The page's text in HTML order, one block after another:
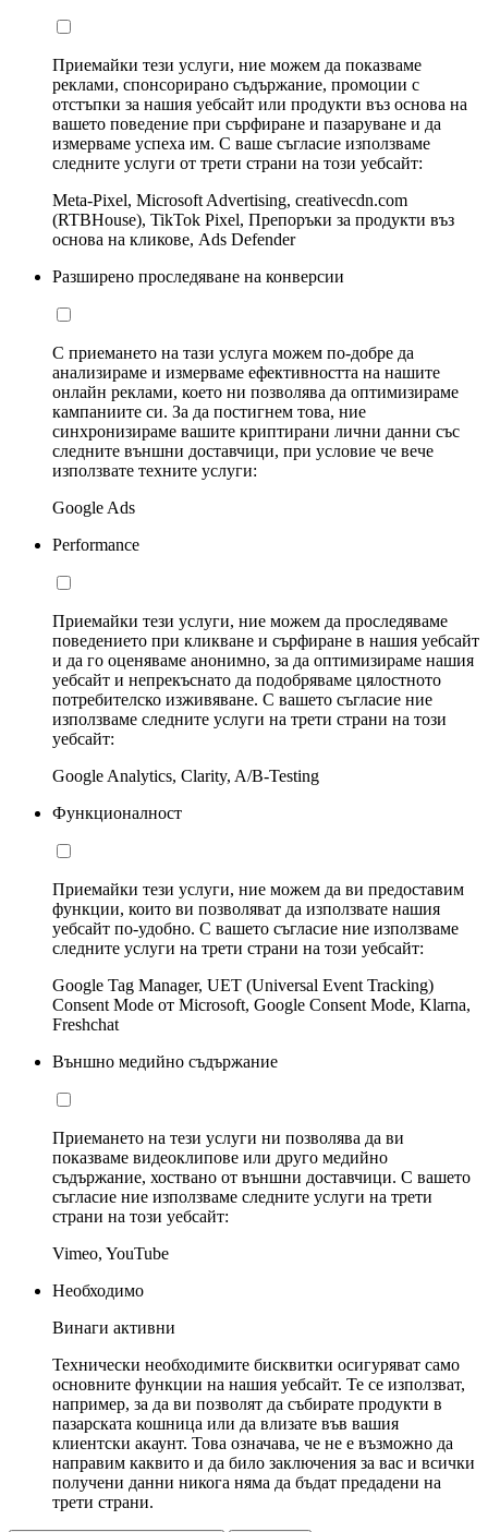
Приемайки тези услуги, ние можем да показваме
реклами, спонсорирано съдържание, промоции с
отстъпки за нашия уебсайт или продукти въз основа на
вашето поведение при сърфиране и пазаруване и да
измерваме успеха им. С ваше съгласие използваме
следните услуги от трети страни на този уебсайт:
Meta-Pixel, Microsoft Advertising, creativecdn.com
(RTBHouse), TikTok Pixel, Препоръки за продукти въз
основа на кликове, Ads Defender
Разширено проследяване на конверсии
С приемането на тази услуга можем по-добре да
анализираме и измерваме ефективността на нашите
онлайн реклами, което ни позволява да оптимизираме
кампаниите си. За да постигнем това, ние
синхронизираме вашите криптирани лични данни със
следните външни доставчици, при условие че вече
използвате техните услуги:
Google Ads
Performance
Приемайки тези услуги, ние можем да проследяваме
поведението при кликване и сърфиране в нашия уебсайт
и да го оценяваме анонимно, за да оптимизираме нашия
уебсайт и непрекъснато да подобряваме цялостното
потребителско изживяване. С вашето съгласие ние
използваме следните услуги на трети страни на този
уебсайт:
Google Analytics, Clarity, A/B-Testing
Функционалност
Приемайки тези услуги, ние можем да ви предоставим
функции, които ви позволяват да използвате нашия
уебсайт по-удобно. С вашето съгласие ние използваме
следните услуги на трети страни на този уебсайт:
Google Tag Manager, UET (Universal Event Tracking)
Consent Mode от Microsoft, Google Consent Mode, Klarna,
Freshchat
Външно медийно съдържание
Приемането на тези услуги ни позволява да ви
показваме видеоклипове или друго медийно
съдържание, хоствано от външни доставчици. С вашето
съгласие ние използваме следните услуги на трети
страни на този уебсайт:
Vimeo, YouTube
Необходимо
Винаги активни
Технически необходимите бисквитки осигуряват само
основните функции на нашия уебсайт. Те се използват,
например, за да ви позволят да събирате продукти в
пазарската кошница или да влизате във вашия
клиентски акаунт. Това означава, че не е възможно да
направим каквито и да било заключения за вас и всички
получени данни никога няма да бъдат предадени на
трети страни.